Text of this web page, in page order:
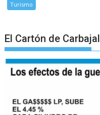
Turismo
El Cartón de Carbajal